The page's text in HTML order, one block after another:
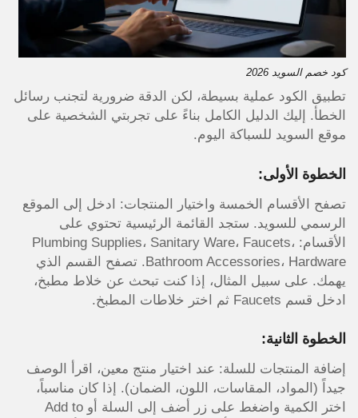
كود خصم السويد 2026
تطبيق الكود عملية بسيطة، لكن الدقة ضرورية لتجنب رسائل
الخطأ. إليك الدليل الكامل بناءً على تجربتي الشخصية على
موقع السويد للسباكة اليوم.
الخطوة الأولى:
تصفح الأقسام الخمسة واختيار المنتجات: ادخل إلى الموقع
الرسمي للسويد. ستجد القائمة الرئيسية تحتوي على
الأقسام: Plumbing Supplies، Sanitary Ware، Faucets،
Bathroom Accessories، Hardware. تصفح القسم الذي
يهمك. على سبيل المثال، إذا كنت تبحث عن خلاط مطبخ،
ادخل قسم Faucets ثم اختر خلاطات المطبخ.
الخطوة الثانية:
إضافة المنتجات للسلة: عند اختيار منتج معين، اقرأ الوصف
جيداً (المواد، المقاسات، اللون، الضمان). إذا كان مناسباً،
اختر الكمية واضغط على زر أضف إلى السلة أو Add to